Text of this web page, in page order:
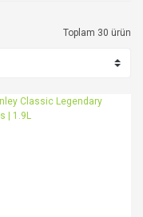
Toplam 30 ürün